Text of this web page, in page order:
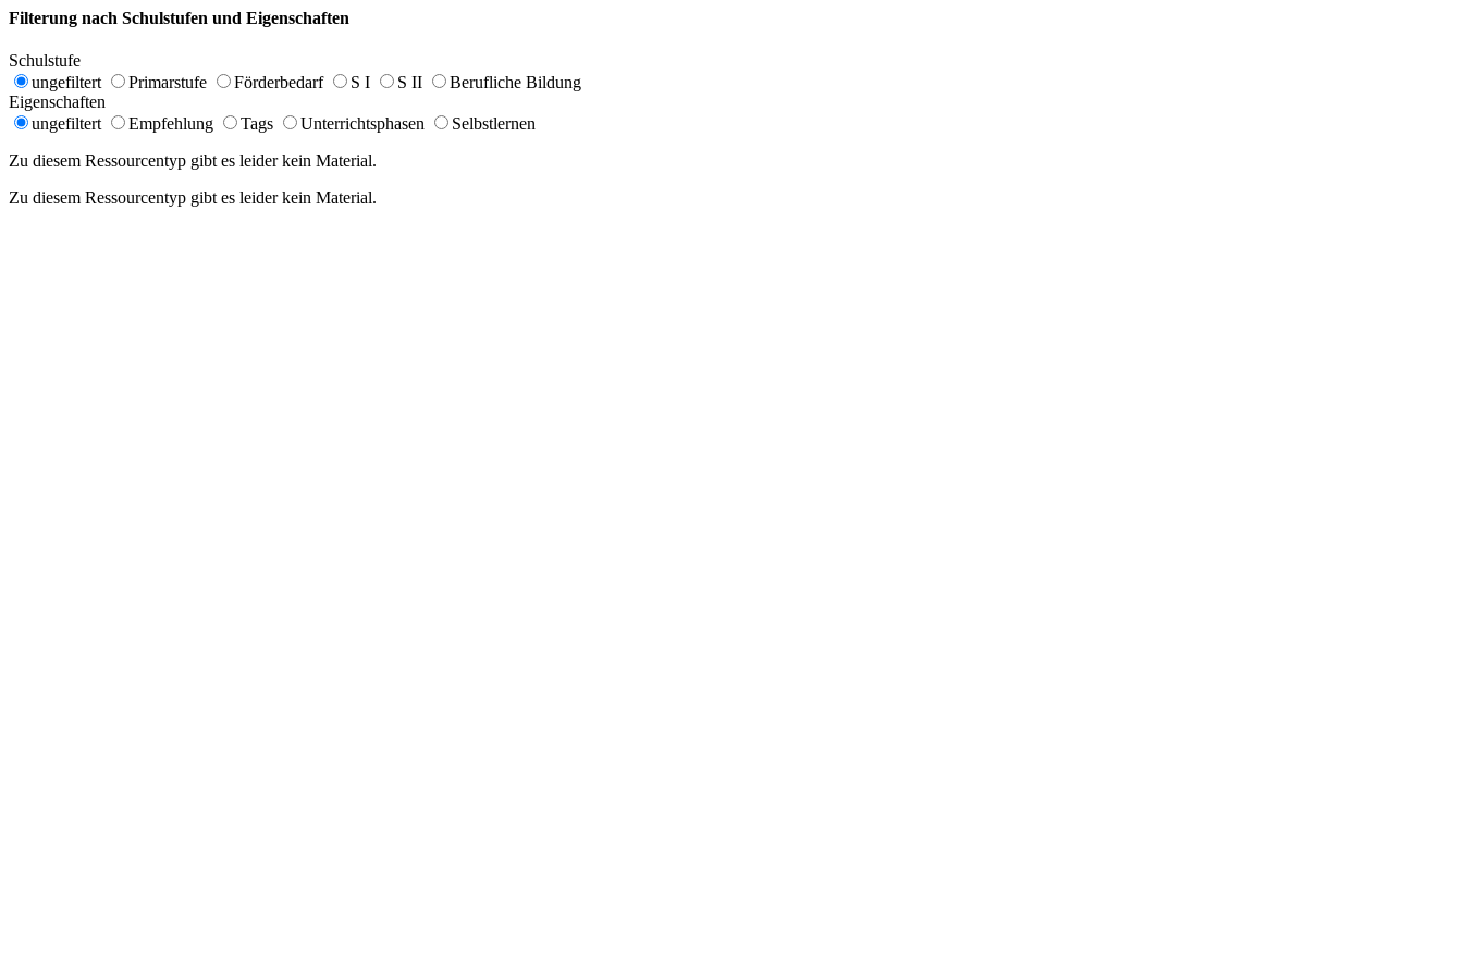
Filterung nach Schulstufen und Eigenschaften
Schulstufe
ungefiltert
Primarstufe Förderbedarf S I S II
Berufliche Bildung
Eigenschaften
ungefiltert
Empfehlung Tags Unterrichtsphasen
Selbstlernen
Zu diesem Ressourcentyp gibt es leider kein Material.
Zu diesem Ressourcentyp gibt es leider kein Material.